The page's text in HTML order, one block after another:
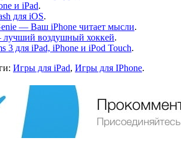
и iPad.
для iOS.
— Ваш iPhone читает мысли.
воздушный хоккей.
3 для iPad, iPhone и iPod Touch.
Игры для iPad, Игры для IPhone.